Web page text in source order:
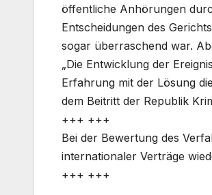
öffentliche Anhörungen
Entscheidungen des
sogar überraschend war.
„Die Entwicklung der
Erfahrung mit der Lösung
dem Beitritt der Republik
+++ +++
Bei der Bewertung des
internationaler Verträge
+++ +++